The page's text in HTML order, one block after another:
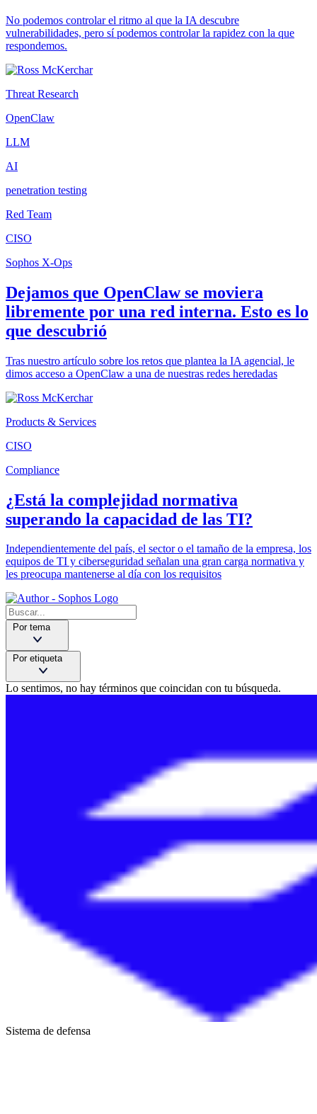
No podemos controlar el ritmo al que la IA descubre
vulnerabilidades, pero sí podemos controlar la rapidez con la que
respondemos.
Threat Research
OpenClaw
LLM
AI
penetration testing
Red Team
CISO
Sophos X-Ops
Dejamos que OpenClaw se moviera
libremente por una red interna. Esto es lo
que descubrió
Tras nuestro artículo sobre los retos que plantea la IA agencial, le
dimos acceso a OpenClaw a una de nuestras redes heredadas
Products & Services
CISO
Compliance
¿Está la complejidad normativa
superando la capacidad de las TI?
Independientemente del país, el sector o el tamaño de la empresa, los
equipos de TI y ciberseguridad señalan una gran carga normativa y
les preocupa mantenerse al día con los requisitos
Por tema
Por etiqueta
Lo sentimos, no hay términos que coincidan con tu búsqueda.
Sistema de defensa